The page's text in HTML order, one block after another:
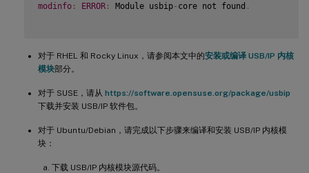
modinfo : ERROR : Module usbip- core not found .
对于 RHEL 和 Rocky Linux，请参阅本文中的安装或编译 USB/IP 内核
模块部分。
对于 SUSE，请从 https://software.opensuse.org/package/usbip
下载并安装 USB/IP 软件包。
对于 Ubuntu/Debian，请完成以下步骤来编译和安装 USB/IP 内核模
块：
下载 USB/IP 内核模块源代码。